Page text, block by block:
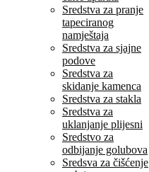
Sredstva za pranje
tapeciranog
namještaja
Sredstva za sjajne
podove
Sredstva za
skidanje kamenca
Sredstva za stakla
Sredstva za
uklanjanje plijesni
Sredstvo za
odbijanje golubova
Sredsva za čišćenje